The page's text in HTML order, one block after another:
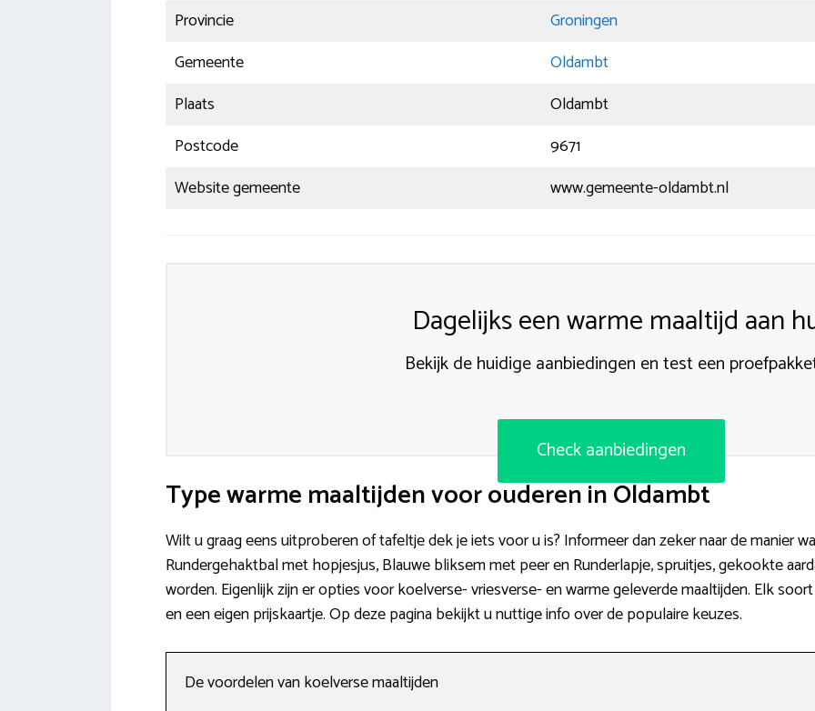
Provincie
Groningen
Gemeente
Oldambt
Plaats
Oldambt
Postcode
9671
Website gemeente
www.gemeente-oldambt.nl
Dagelijks een warme maaltijd aan
Bekijk de huidige aanbiedingen en test een
Check aanbiedingen
Type warme maaltijden voor ouderen in Oldambt
Wilt u graag eens uitproberen of tafeltje dek je iets voor u is? Informeer dan zeker naar de manier
Rundergehaktbal met hopjesjus, Blauwe bliksem met peer en Runderlapje, spruitjes, gekookte
worden. Eigenlijk zijn er opties voor koelverse- vriesverse- en warme geleverde maaltijden. Elk
en een eigen prijskaartje. Op deze pagina bekijkt u nuttige info over de populaire keuzes.
De voordelen van koelverse maaltijden